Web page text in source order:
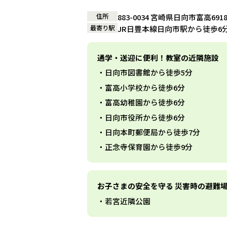
住所 883-0034 宮崎県日向市富高
最寄り駅 JR日豊本線日向市駅から徒歩6
通学・送迎に便利！教室の近隣施設
日向市図書館から徒歩5分
富高小学校から徒歩6分
富高幼稚園から徒歩6分
日向市役所から徒歩6分
日向本町郵便局から徒歩7分
正念寺保育園から徒歩9分
お子さまの安全を守る 災害時の避難
若宮近隣公園